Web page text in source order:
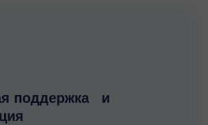
поддержка и